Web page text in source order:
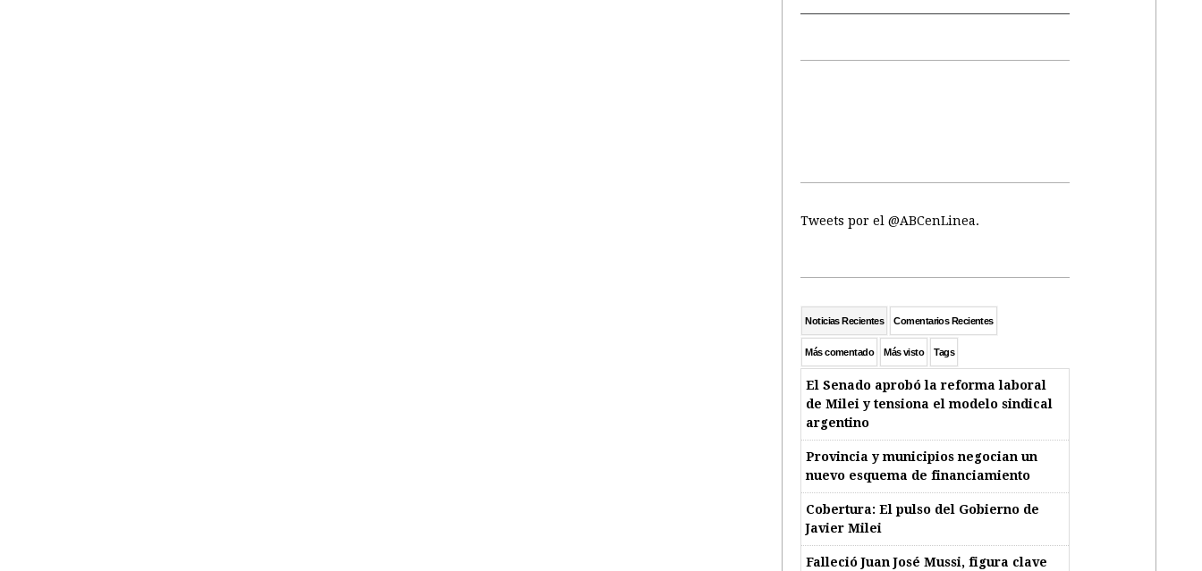
Tweets por el @ABCenLinea.
Noticias Recientes Comentarios Recientes
Más comentado Más visto Tags
El Senado aprobó la reforma laboral
de Milei y tensiona el modelo sindical
argentino
Provincia y municipios negocian un
nuevo esquema de financiamiento
Cobertura: El pulso del Gobierno de
Javier Milei
Falleció Juan José Mussi, figura clave